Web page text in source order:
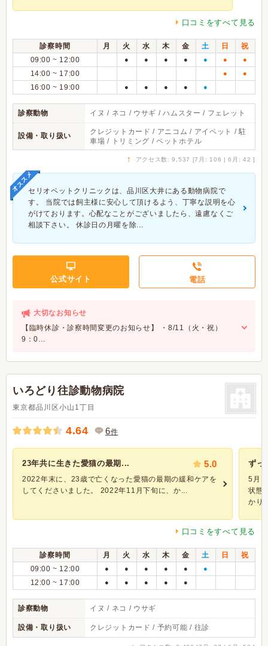
口コミをすべて見る
診察時間 月 火 水 木 金 土 日
祝
09:00 ~ 12:00
● ● ● ● ● ● ●
14:00 ~ 17:00 ● ●
16:00 ~ 19:00 ● ● ● ● ●
診察動物 イヌ / ネコ / ウサギ / ハムスター / フェレット
設備・取り扱い
クレジットカード / アニコム / アイペット / 駐
車場 / トリミング / ペットホテル
↑ アクセス数: 9,537 [7月: 106 | 6月: 42 ]
オススメセリオペットクリニックは、品川区大井にある動物病院で
す。 当院では飼主様に安心して頂けるよう、丁寧な説明を心
がけております。心配なことがございましたら、遠慮なくご
相談下さい。 休診日の月曜を除...
公式サイト 電話
大切なお知らせ
【臨時休診・診察時間変更のお知らせ】 ・8/11（火・祝）
9：0…
いろどり往診動物病院
東京都品川区小山1丁目
4.64 6件
23年共に生きた愛猫の最期... 5.0
2022年末に、23歳で亡くなった愛猫の最期の緩和ケアを
してくださいました。 2022年11月下旬に、か...
ずっ
5月
状態
かり
口コミをすべて見る
診察時間 月 火 水 木 金 土 日
祝
09:00 ~ 12:00
● ● ● ● ● ●
12:00 ~ 17:00 ● ● ● ● ●
診察動物 イヌ / ネコ / ウサギ
設備・取り扱い クレジットカード / 予約可能 / 往診